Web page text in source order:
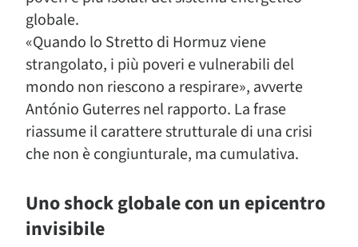
globale.
«Quando lo Stretto di Hormuz viene
strangolato, i più poveri e vulnerabili del
mondo non riescono a respirare», avverte
António Guterres nel rapporto. La frase
riassume il carattere strutturale di una crisi
che non è congiunturale, ma cumulativa.
Uno shock globale con un epicentro
invisibile